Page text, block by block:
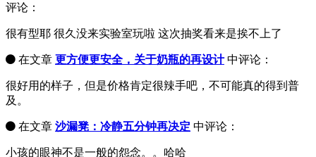
评论：
很有型耶 很久没来实验室玩啦 这次抽奖看来是挨不上了
在文章 更方便更安全，关于奶瓶的再设计中评论：
很好用的样子，但是价格肯定很辣手吧，不可能真的得到普
及。
在文章 沙漏凳：冷静五分钟再决定 中评论：
小孩的眼神不是一般的怨念。。哈哈